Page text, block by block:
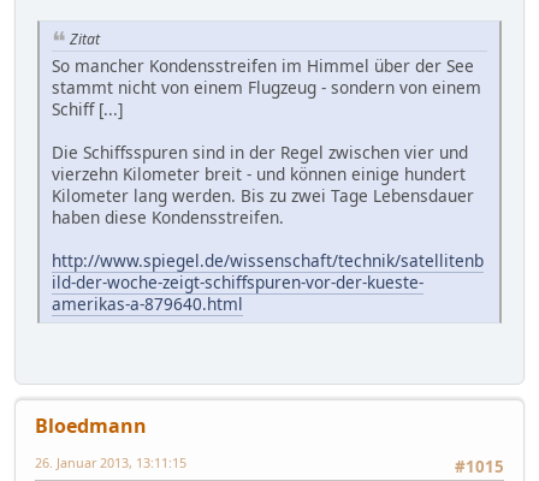
Zitat
So mancher Kondensstreifen im Himmel über der See
stammt nicht von einem Flugzeug - sondern von einem
Schiff [...]
Die Schiffsspuren sind in der Regel zwischen vier und
vierzehn Kilometer breit - und können einige hundert
Kilometer lang werden. Bis zu zwei Tage Lebensdauer
haben diese Kondensstreifen.
http://www.spiegel.de/wissenschaft/technik/satellitenb
ild-der-woche-zeigt-schiffspuren-vor-der-kueste-
amerikas-a-879640.html
Bloedmann
#1015
26. Januar 2013, 13:11:15